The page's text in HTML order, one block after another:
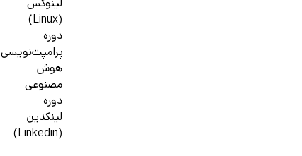
لینوکس
(Linux)
دوره
پرامپت‌نویسی
هوش
مصنوعی
دوره
لینکدین
(Linkedin)